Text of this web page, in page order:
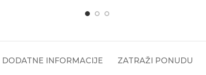
DODATNE INFORMACIJE ZATRAŽI PONUDU